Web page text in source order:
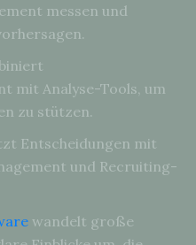
messen und
mit Analyse-Tools, um
zu stützen.
Entscheidungen mit
und Recruiting-
wandelt große